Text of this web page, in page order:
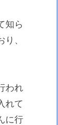
知ら
、
われ
れて
に行